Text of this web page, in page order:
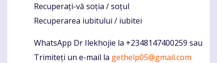
Recuperați-vă soția / soțul
Recuperarea iubitului / iubitei
WhatsApp Dr Ilekhojie la +2348147400259 sau
Trimiteți un e-mail la gethelp05@gmail.com